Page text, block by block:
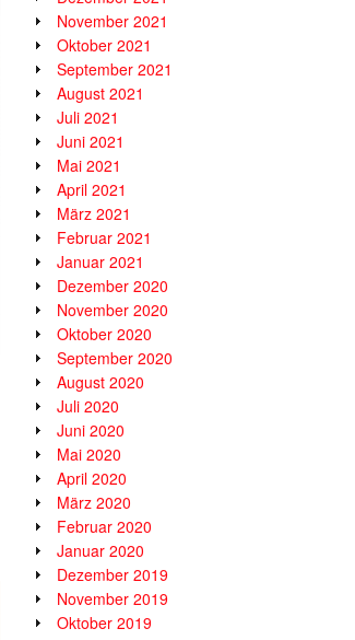
November 2021
Oktober 2021
September 2021
August 2021
Juli 2021
Juni 2021
Mai 2021
April 2021
März 2021
Februar 2021
Januar 2021
Dezember 2020
November 2020
Oktober 2020
September 2020
August 2020
Juli 2020
Juni 2020
Mai 2020
April 2020
März 2020
Februar 2020
Januar 2020
Dezember 2019
November 2019
Oktober 2019